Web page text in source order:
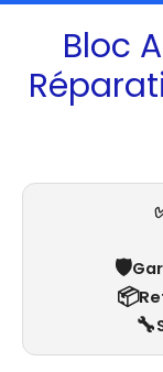
Bloc
🛡️
📦
🔧